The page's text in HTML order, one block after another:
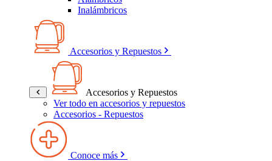
Inalámbricos
Accesorios y Repuestos
Accesorios y Repuestos
Ver todo en accesorios y repuestos
Accesorios - Repuestos
Conoce más